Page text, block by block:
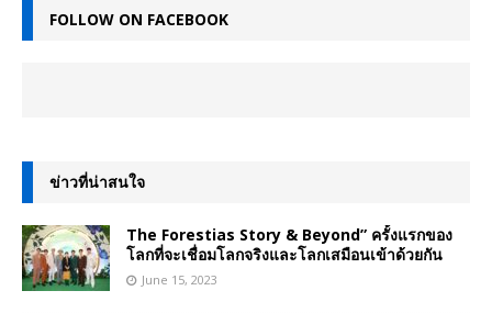
FOLLOW ON FACEBOOK
ข่าวที่น่าสนใจ
The Forestias Story & Beyond” ครั้งแรกของ
โลกที่จะเชื่อมโลกจริงและโลกเสมือนเข้าด้วยกัน
June 15, 2023